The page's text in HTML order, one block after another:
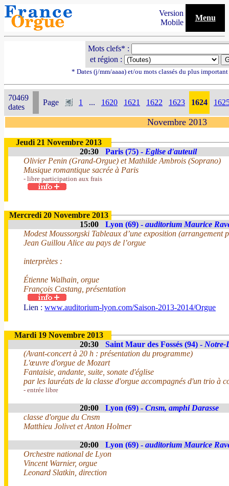
Version
Mobile
Menu
Mots clefs* :
et région :
* Dates (j/mm/aaaa) et/ou mots classés du plus
70469
dates
Page 1 ... 1620 1621 1622 1623 1624
Novembre 2013
Jeudi 21 Novembre 2013
20:30
Paris (75) - Eglise d'auteuil
Olivier Penin (Grand-Orgue) et Mathilde Ambrois (Soprano)
Musique romantique sacrée à Paris
- libre participation aux frais
Mercredi 20 Novembre 2013
15:00
Lyon (69) - auditorium Maurice
Modest Moussorgski Tableaux d’une exposition
Jean Guillou Alice au pays de l’orgue
interprètes :
Étienne Walhain, orgue
François Castang, présentation
Lien : www.auditorium-lyon.com/Saison-2013-2014/Orgue
Mardi 19 Novembre 2013
20:30
Saint Maur des Fossés (94) - Notre-
(Avant-concert à 20 h : présentation du programme)
L'œuvre d'orgue de Mozart
Fantaisie, andante, suite, sonate d'église
par les lauréats de la classe d'orgue accompagnés d'un trio à
- entrée libre
20:00 Lyon (69) - Cnsm, amphi Darasse
classe d'orgue du Cnsm
Matthieu Jolivet et Anton Holmer
20:00 Lyon (69) - auditorium Maurice
Orchestre national de Lyon
Vincent Warnier, orgue
Leonard Slatkin, direction